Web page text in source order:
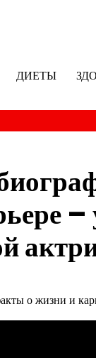
ДИЕТЫ